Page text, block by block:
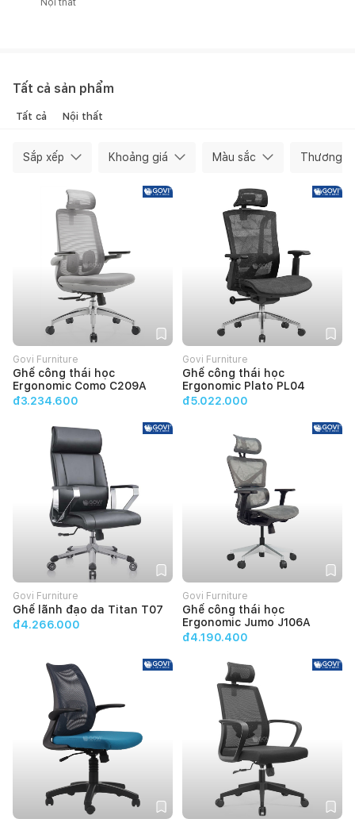
Nội thất
Tất cả sản phẩm
Tất cả Nội thất
Sắp xếp Khoảng giá Màu sắc Thương
Govi Furniture
Ghế công thái học
Ergonomic Como C209A
đ3.234.600
Govi Furniture
Ghế công thái học
Ergonomic Plato PL04
đ5.022.000
Govi Furniture
Ghế lãnh đạo da Titan T07
đ4.266.000
Govi Furniture
Ghế công thái học
Ergonomic Jumo J106A
đ4.190.400